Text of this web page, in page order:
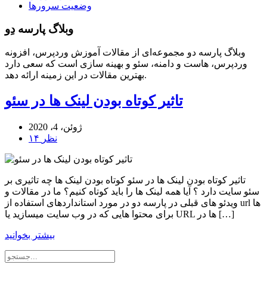
وضعیت سرورها
وبلاگ پارسه دِو
وبلاگ پارسه دو مجموعه‌ای از مقالات آموزش وردپرس، افزونه
وردپرس، هاست و دامنه، سئو و بهینه سازی است که سعی دارد
بهترین مقالات در این زمینه ارائه دهد.
تاثیر کوتاه بودن لینک ها در سئو
ژوئن، 4، 2020
۱۴ نظر
تاثیر کوتاه بودن لینک ها در سئو کوتاه بودن لینک ها چه تاثیری بر
سئو سایت دارد ؟ آیا همه لینک ها را باید کوتاه کنیم؟ ما در مقالات و
ویدئو های قبلی در پارسه دو در مورد استانداردهای استفاده از url ها
برای محتوا هایی که در وب سایت میسازید یا URL ها در […]
بیشتر بخوانید